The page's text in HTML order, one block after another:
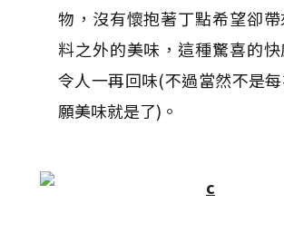
物，沒有懷抱著丁點希望卻
料之外的美味，這種驚喜的
令人一再回味(不過當然不是
願美味就是了)。